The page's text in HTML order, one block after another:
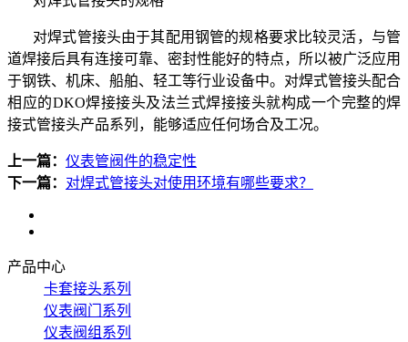
对焊式管接头由于其配用钢管的规格要求比较灵活，与管
道焊接后具有连接可靠、密封性能好的特点，所以被广泛应用
于钢铁、机床、船舶、轻工等行业设备中。对焊式管接头配合
相应的DKO焊接接头及法兰式焊接接头就构成一个完整的焊
接式管接头产品系列，能够适应任何场合及工况。
上一篇： 仪表管阀件的稳定性
下一篇： 对焊式管接头对使用环境有哪些要求？
产品中心
卡套接头系列
仪表阀门系列
仪表阀组系列